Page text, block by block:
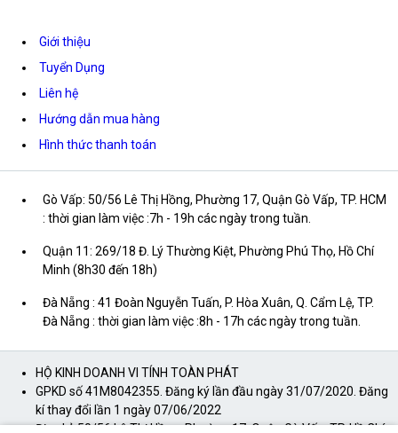
Giới thiệu
Tuyển Dụng
Liên hệ
Hướng dẫn mua hàng
Hình thức thanh toán
Gò Vấp: 50/56 Lê Thị Hồng, Phường 17, Quận Gò Vấp, TP. HCM
: thời gian làm việc :7h - 19h các ngày trong tuần.
Quận 11: 269/18 Đ. Lý Thường Kiệt, Phường Phú Thọ, Hồ Chí
Minh (8h30 đến 18h)
Đà Nẵng : 41 Đoàn Nguyễn Tuấn, P. Hòa Xuân, Q. Cẩm Lệ, TP.
Đà Nẵng : thời gian làm việc :8h - 17h các ngày trong tuần.
HỘ KINH DOANH VI TÍNH TOÀN PHÁT
GPKD số 41M8042355. Đăng ký lần đầu ngày 31/07/2020. Đăng
kí thay đổi lần 1 ngày 07/06/2022
Địa chỉ: 50/56 Lê Thị Hồng, Phường 17, Quận Gò Vấp, TP. Hồ Chí